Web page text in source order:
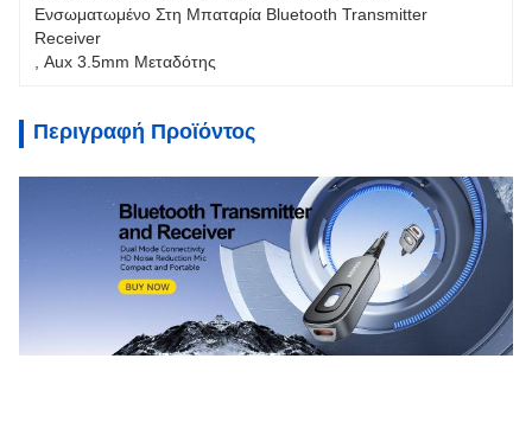
Ενσωματωμένο Στη Μπαταρία Bluetooth Transmitter
Receiver
Aux 3.5mm Μεταδότης
Περιγραφή Προϊόντος